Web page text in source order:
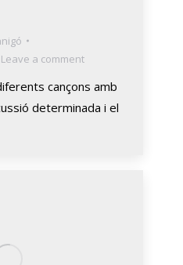
Leave a comment
cançons amb
determinada i el